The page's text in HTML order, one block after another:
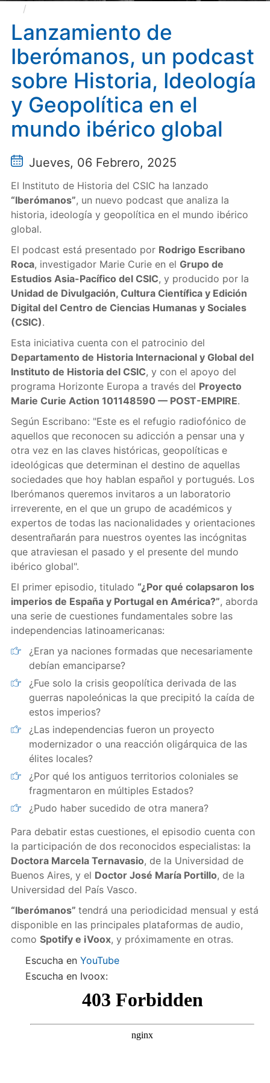
Historia, Ideología y Geopolítica en el mundo ibérico
global
Lanzamiento de
Iberómanos, un podcast
sobre Historia, Ideología
y Geopolítica en el
mundo ibérico global
Jueves, 06 Febrero, 2025
El Instituto de Historia del CSIC ha lanzado
“Iberómanos”, un nuevo podcast que analiza la
historia, ideología y geopolítica en el mundo ibérico
global.
El podcast está presentado por Rodrigo Escribano
Roca, investigador Marie Curie en el Grupo de
Estudios Asia-Pacífico del CSIC, y producido por la
Unidad de Divulgación, Cultura Científica y Edición
Digital del Centro de Ciencias Humanas y Sociales
(CSIC).
Esta iniciativa cuenta con el patrocinio del
Departamento de Historia Internacional y Global del
Instituto de Historia del CSIC, y con el apoyo del
programa Horizonte Europa a través del Proyecto
Marie Curie Action 101148590 — POST-EMPIRE.
Según Escribano: "Este es el refugio radiofónico de
aquellos que reconocen su adicción a pensar una y
otra vez en las claves históricas, geopolíticas e
ideológicas que determinan el destino de aquellas
sociedades que hoy hablan español y portugués. Los
Iberómanos queremos invitaros a un laboratorio
irreverente, en el que un grupo de académicos y
expertos de todas las nacionalidades y orientaciones
desentrañarán para nuestros oyentes las incógnitas
que atraviesan el pasado y el presente del mundo
ibérico global".
El primer episodio, titulado “¿Por qué colapsaron los
imperios de España y Portugal en América?”, aborda
una serie de cuestiones fundamentales sobre las
independencias latinoamericanas:
¿Eran ya naciones formadas que necesariamente
debían emanciparse?
¿Fue solo la crisis geopolítica derivada de las
guerras napoleónicas la que precipitó la caída de
estos imperios?
¿Las independencias fueron un proyecto
modernizador o una reacción oligárquica de las
élites locales?
¿Por qué los antiguos territorios coloniales se
fragmentaron en múltiples Estados?
¿Pudo haber sucedido de otra manera?
Para debatir estas cuestiones, el episodio cuenta con
la participación de dos reconocidos especialistas: la
Doctora Marcela Ternavasio, de la Universidad de
Buenos Aires, y el Doctor José María Portillo, de la
Universidad del País Vasco.
“Iberómanos” tendrá una periodicidad mensual y está
disponible en las principales plataformas de audio,
como Spotify e iVoox, y próximamente en otras.
Escucha en YouTube
Escucha en Ivoox: